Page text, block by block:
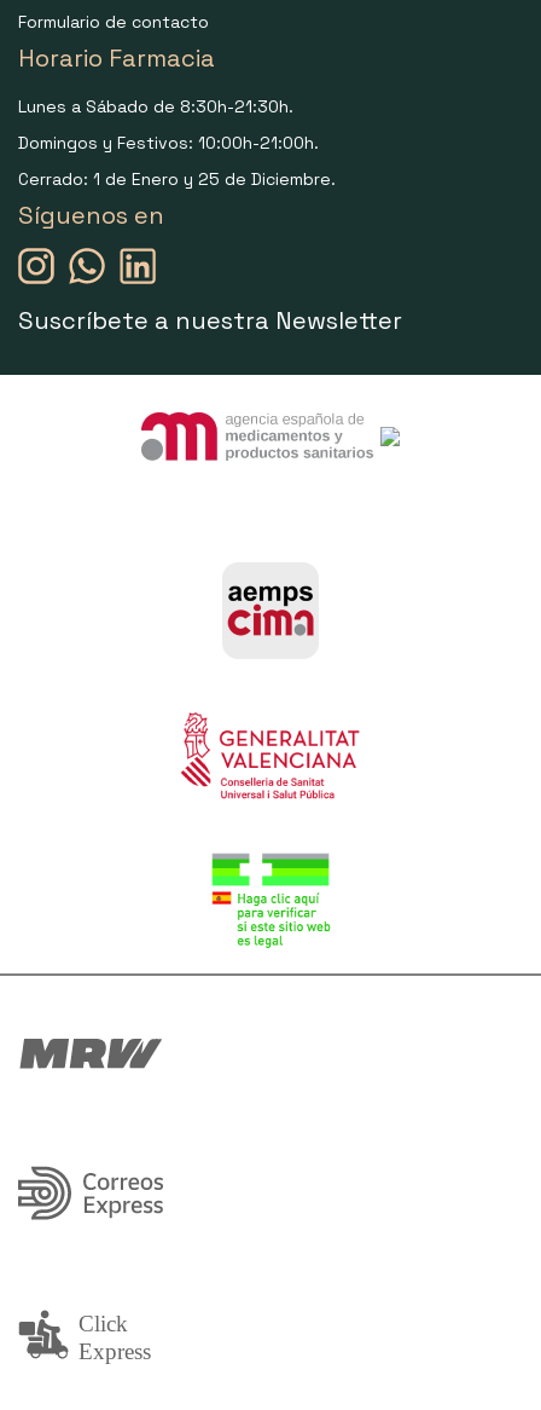
Formulario de contacto
Horario Farmacia
Lunes a Sábado de 8:30h-21:30h.
Domingos y Festivos: 10:00h-21:00h.
Cerrado: 1 de Enero y 25 de Diciembre.
Síguenos en
Suscríbete a nuestra Newsletter